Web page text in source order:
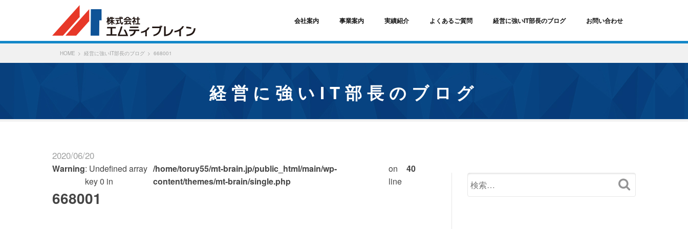
会社案内 事業案内 実績紹介 よくあるご質問 経営に強いIT部長のブログ お問い合わせ
HOME 経営に強いIT部長のブログ 668001
経営に強いIT部長のブログ
2020/06/20
Warning: Undefined array
key 0 in
/home/toruy55/mt-brain.jp/public_html/main/wp-
content/themes/mt-brain/single.php
on
line
40
668001